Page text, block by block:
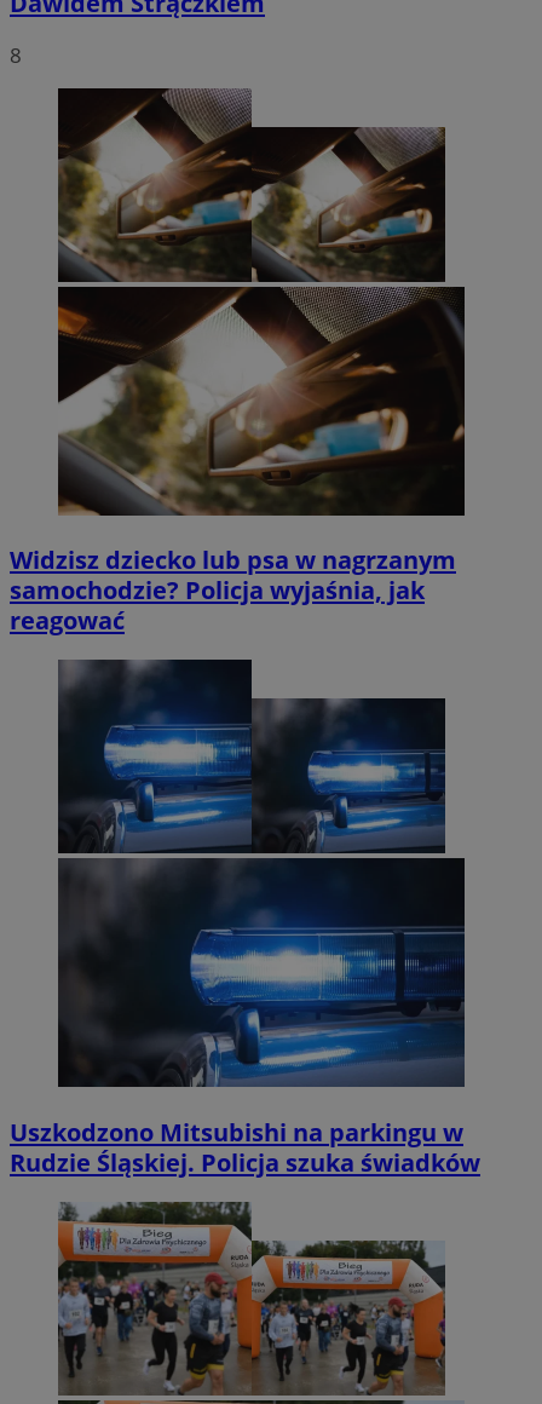
8
Widzisz dziecko lub psa w nagrzanym
samochodzie? Policja wyjaśnia, jak
reagować
Uszkodzono Mitsubishi na parkingu w
Rudzie Śląskiej. Policja szuka świadków